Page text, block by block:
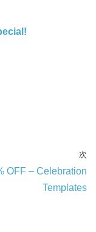
次
OFF – Celebration
Templates